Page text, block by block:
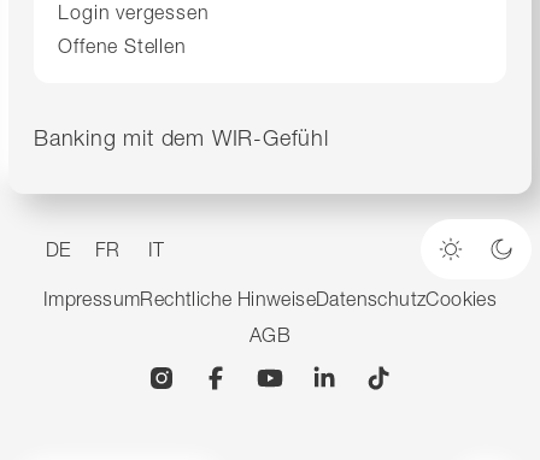
Login vergessen
Offene Stellen
Banking mit dem WIR-Gefühl
DE FR IT
Heller
ImpressumRechtliche HinweiseDatenschutzCookies
AGB
InstagramFacebookYouTubeLinkedin